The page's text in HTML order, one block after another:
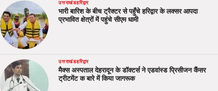
उत्तराखंडहरिद्वार
भारी बारिश के बीच ट्रैक्टर से पहुँचे हरिद्वार के लक्सर आपदा
प्रभावित क्षेत्रों में पहुंचे सीएम धामी
उत्तराखंडहरिद्वार
मैक्स अस्पताल देहरादून के डॉक्टर्स ने एडवांस्ड प्रिसीजन कैंसर
ट्रीटमेंट क बारे में किया जागरूक